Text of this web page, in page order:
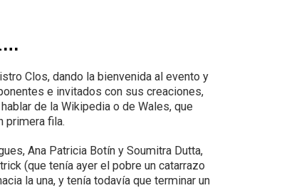
Clos, dando la bienvenida al evento y
e invitados con sus creaciones,
de la Wikipedia o de Wales, que
primera fila.
Ana Patricia Botín y Soumitra Dutta,
(que tenía ayer el pobre un catarrazo
la una, y tenía todavía que terminar un